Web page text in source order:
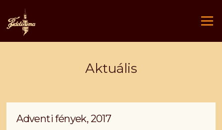
tartalomra
Menü
Aktuális
Adventi fények, 2017